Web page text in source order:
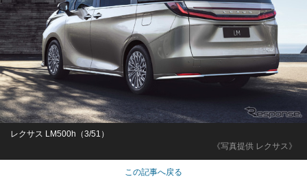
《写真提供 レクサス》
レクサス LM500h（3/51）
この記事へ戻る